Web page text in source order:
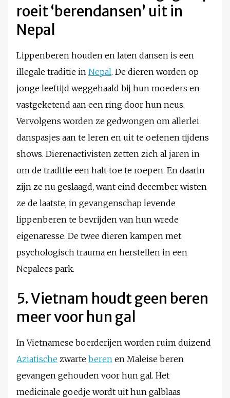
roeit ‘berendansen’ uit in
Nepal
Lippenberen houden en laten dansen is een
illegale traditie in Nepal. De dieren worden op
jonge leeftijd weggehaald bij hun moeders en
vastgeketend aan een ring door hun neus.
Vervolgens worden ze gedwongen om allerlei
danspasjes aan te leren en uit te oefenen tijdens
shows. Dierenactivisten zetten zich al jaren in
om de traditie een halt toe te roepen. En daarin
zijn ze nu geslaagd, want eind december wisten
ze de laatste, in gevangenschap levende
lippenberen te bevrijden van hun wrede
eigenaresse. De twee dieren kampen met
psychologisch trauma en herstellen in een
Nepalees park.
5. Vietnam houdt geen beren
meer voor hun gal
In Vietnamese boerderijen worden ruim duizend
Aziatische zwarte beren en Maleise beren
gevangen gehouden voor hun gal. Het
medicinale goedje wordt uit hun galblaas